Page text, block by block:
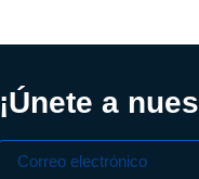
¡Únete a